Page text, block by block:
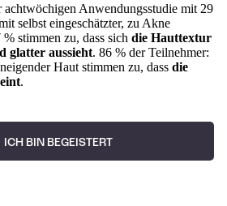
achtwöchigen Anwendungsstudie mit 29
selbst eingeschätzter, zu Akne
stimmen zu, dass sich die Hauttextur
glatter aussieht. 86 % der Teilnehmer:
Haut stimmen zu, dass die
.
ICH BIN BEGEISTERT